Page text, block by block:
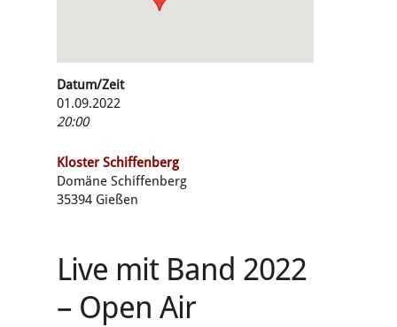
Datum/Zeit
01.09.2022
20:00
Kloster Schiffenberg
Domäne Schiffenberg
35394 Gießen
Live mit Band 2022
– Open Air